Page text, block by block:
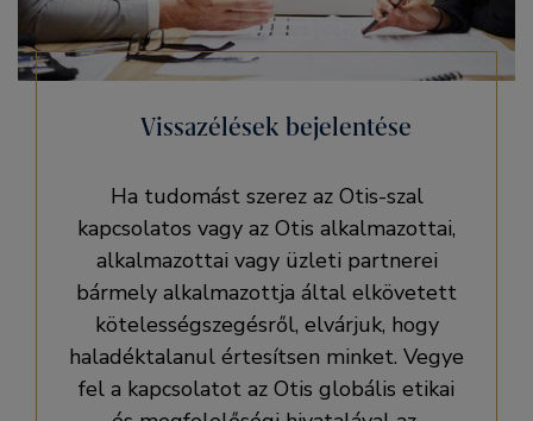
Vissazélések bejelentése
Ha tudomást szerez az Otis-szal
kapcsolatos vagy az Otis alkalmazottai,
alkalmazottai vagy üzleti partnerei
bármely alkalmazottja által elkövetett
kötelességszegésről, elvárjuk, hogy
haladéktalanul értesítsen minket. Vegye
fel a kapcsolatot az Otis globális etikai